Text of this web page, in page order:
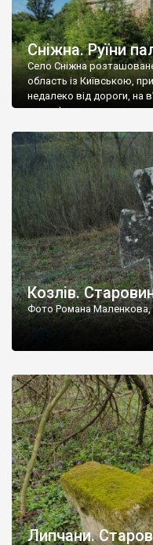
Сніжна. Руїни
Село Сніжна розташоване
область із Київською,
недалеко від дороги, на
рельєфне пано, яке
не видно, але видно дві
Козлів.
Фото Романа Маленкова,
Липчани.